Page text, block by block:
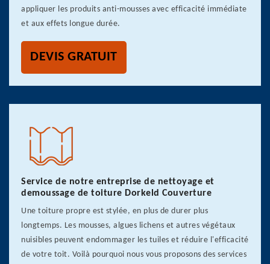
appliquer les produits anti-mousses avec efficacité immédiate
et aux effets longue durée.
DEVIS GRATUIT
Service de notre entreprise de nettoyage et
demoussage de toiture Dorkeld Couverture
Une toiture propre est stylée, en plus de durer plus
longtemps. Les mousses, algues lichens et autres végétaux
nuisibles peuvent endommager les tuiles et réduire l'efficacité
de votre toit. Voilà pourquoi nous vous proposons des services